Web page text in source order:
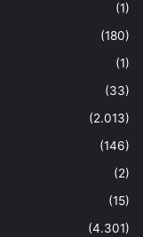
(1)
(180)
(1)
(33)
(2.013)
(146)
(2)
(15)
(4.301)